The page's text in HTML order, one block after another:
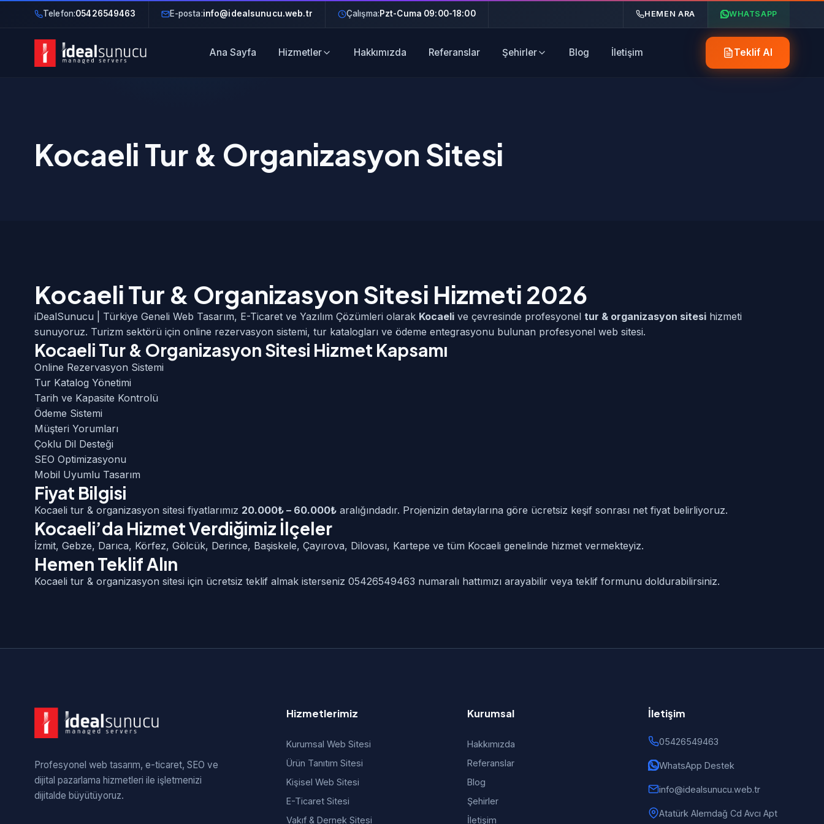
Telefon:05426549463 E-posta:info@idealsunucu.web.tr Çalışma:Pzt-Cuma 09:00-18:00 HEMEN ARA WHATSAPP
Ana Sayfa Hizmetler Hakkımızda Referanslar Şehirler Blog İletişim Teklif Al
Kocaeli Tur & Organizasyon Sitesi
Kocaeli Tur & Organizasyon Sitesi Hizmeti 2026
iDealSunucu | Türkiye Geneli Web Tasarım, E-Ticaret ve Yazılım Çözümleri olarak Kocaeli ve çevresinde profesyonel tur & organizasyon sitesi hizmeti
sunuyoruz. Turizm sektörü için online rezervasyon sistemi, tur katalogları ve ödeme entegrasyonu bulunan profesyonel web sitesi.
Kocaeli Tur & Organizasyon Sitesi Hizmet Kapsamı
Online Rezervasyon Sistemi
Tur Katalog Yönetimi
Tarih ve Kapasite Kontrolü
Ödeme Sistemi
Müşteri Yorumları
Çoklu Dil Desteği
SEO Optimizasyonu
Mobil Uyumlu Tasarım
Fiyat Bilgisi
Kocaeli tur & organizasyon sitesi fiyatlarımız 20.000₺ – 60.000₺ aralığındadır. Projenizin detaylarına göre ücretsiz keşif sonrası net fiyat belirliyoruz.
Kocaeli’da Hizmet Verdiğimiz İlçeler
İzmit, Gebze, Darıca, Körfez, Gölcük, Derince, Başiskele, Çayırova, Dilovası, Kartepe ve tüm Kocaeli genelinde hizmet vermekteyiz.
Hemen Teklif Alın
Kocaeli tur & organizasyon sitesi için ücretsiz teklif almak isterseniz 05426549463 numaralı hattımızı arayabilir veya teklif formunu doldurabilirsiniz.
Profesyonel web tasarım, e-ticaret, SEO ve
dijital pazarlama hizmetleri ile işletmenizi
dijitalde büyütüyoruz.
Hizmetlerimiz
Kurumsal Web Sitesi
Ürün Tanıtım Sitesi
Kişisel Web Sitesi
E-Ticaret Sitesi
Vakıf & Dernek Sitesi
Kurumsal
Hakkımızda
Referanslar
Blog
Şehirler
İletişim
İletişim
05426549463
WhatsApp Destek
info@idealsunucu.web.tr
Atatürk Alemdağ Cd Avcı Apt